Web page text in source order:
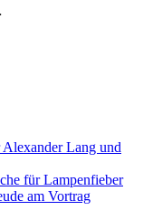
Alexander Lang und
für Lampenfieber
am Vortrag